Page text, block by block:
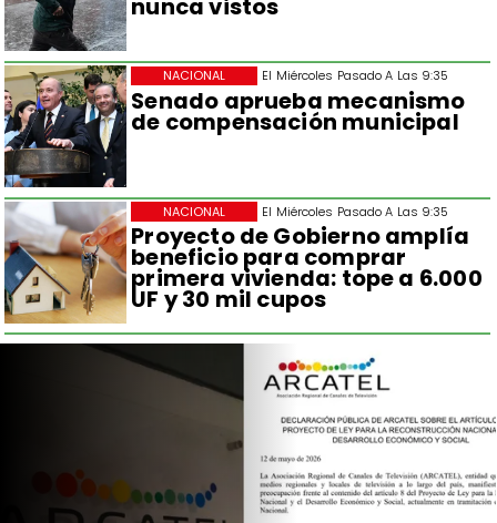
nunca vistos
El Miércoles Pasado A Las 9:35
Senado aprueba mecanismo
de compensación municipal
NACIONAL
El Miércoles Pasado A Las 9:35
Proyecto de Gobierno amplía
beneficio para comprar
primera vivienda: tope a 6.000
UF y 30 mil cupos
NACIONAL